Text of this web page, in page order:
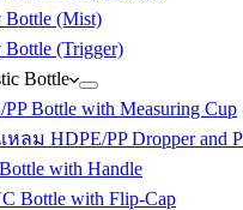
(Mist)
(Trigger)
Bottle
Bottle with Measuring Cup
ม HDPE/PP Dropper and
with Handle
Bottle with Flip-Cap